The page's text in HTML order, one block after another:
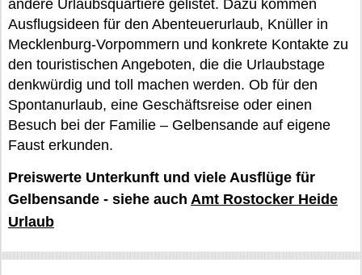
andere Urlaubsquartiere gelistet. Dazu kommen
Ausflugsideen für den Abenteuerurlaub, Knüller in
Mecklenburg-Vorpommern und konkrete Kontakte zu
den touristischen Angeboten, die die Urlaubstage
denkwürdig und toll machen werden. Ob für den
Spontanurlaub, eine Geschäftsreise oder einen
Besuch bei der Familie – Gelbensande auf eigene
Faust erkunden.
Preiswerte Unterkunft und viele Ausflüge für
Gelbensande - siehe auch Amt Rostocker Heide
Urlaub